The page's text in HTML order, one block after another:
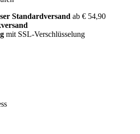
Standardversand ab € 54,90
mit SSL-Verschlüsselung